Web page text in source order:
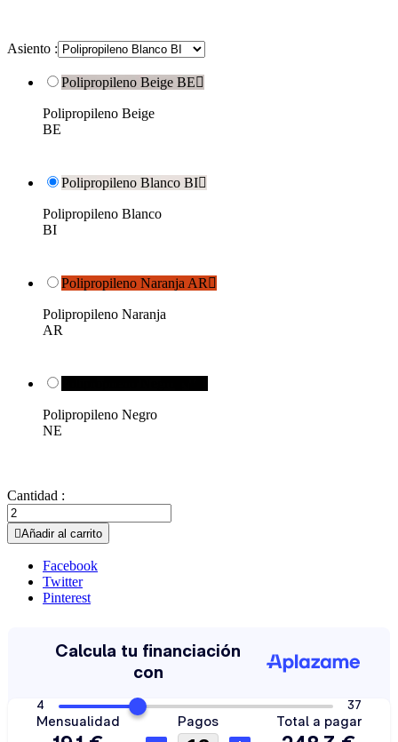
Asiento :
Polipropileno Beige BE
Polipropileno Beige
BE
Polipropileno Blanco BI
Polipropileno Blanco
BI
Polipropileno Naranja AR 
Polipropileno Naranja
AR
Polipropileno Negro
NE
Cantidad :
Añadir al carrito
Facebook
Twitter
Pinterest